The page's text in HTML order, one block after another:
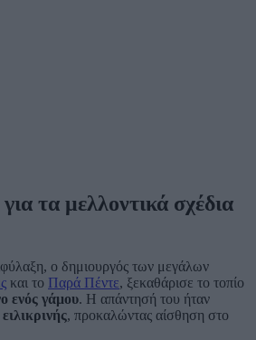
τα μελλοντικά σχέδια
ο δημιουργός των μεγάλων
και το Παρά Πέντε, ξεκαθάρισε το τοπίο
ενός γάμου. Η απάντησή του ήταν
, προκαλώντας αίσθηση στο